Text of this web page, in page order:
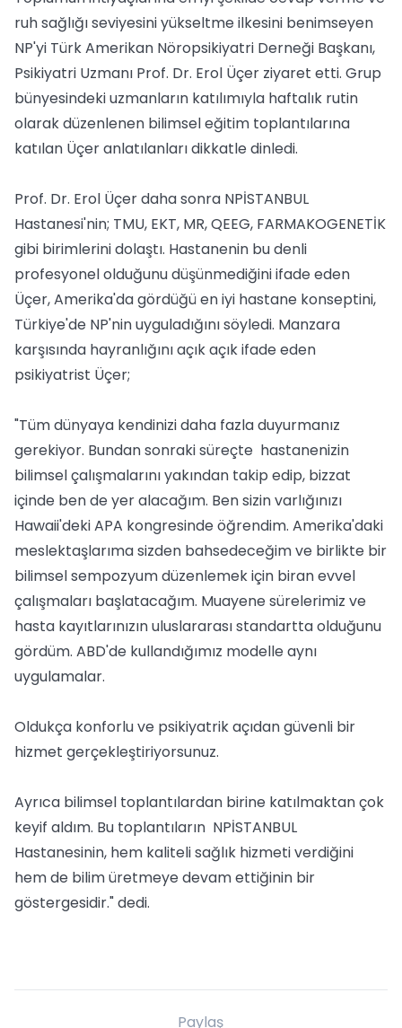
ruh sağlığı seviyesini yükseltme ilkesini benimseyen
NP'yi Türk Amerikan Nöropsikiyatri Derneği Başkanı,
Psikiyatri Uzmanı Prof. Dr. Erol Üçer ziyaret etti. Grup
bünyesindeki uzmanların katılımıyla haftalık rutin
olarak düzenlenen bilimsel eğitim toplantılarına
katılan Üçer anlatılanları dikkatle dinledi.
Prof. Dr. Erol Üçer daha sonra NPİSTANBUL
Hastanesi'nin; TMU, EKT, MR, QEEG, FARMAKOGENETİK
gibi birimlerini dolaştı. Hastanenin bu denli
profesyonel olduğunu düşünmediğini ifade eden
Üçer, Amerika'da gördüğü en iyi hastane konseptini,
Türkiye'de NP'nin uyguladığını söyledi. Manzara
karşısında hayranlığını açık açık ifade eden
psikiyatrist Üçer;
"Tüm dünyaya kendinizi daha fazla duyurmanız
gerekiyor. Bundan sonraki süreçte hastanenizin
bilimsel çalışmalarını yakından takip edip, bizzat
içinde ben de yer alacağım. Ben sizin varlığınızı
Hawaii'deki APA kongresinde öğrendim. Amerika'daki
meslektaşlarıma sizden bahsedeceğim ve birlikte bir
bilimsel sempozyum düzenlemek için biran evvel
çalışmaları başlatacağım. Muayene sürelerimiz ve
hasta kayıtlarınızın uluslararası standartta olduğunu
gördüm. ABD'de kullandığımız modelle aynı
uygulamalar.
Oldukça konforlu ve psikiyatrik açıdan güvenli bir
hizmet gerçekleştiriyorsunuz.
Ayrıca bilimsel toplantılardan birine katılmaktan çok
keyif aldım. Bu toplantıların NPİSTANBUL
Hastanesinin, hem kaliteli sağlık hizmeti verdiğini
hem de bilim üretmeye devam ettiğinin bir
göstergesidir." dedi.
Paylaş